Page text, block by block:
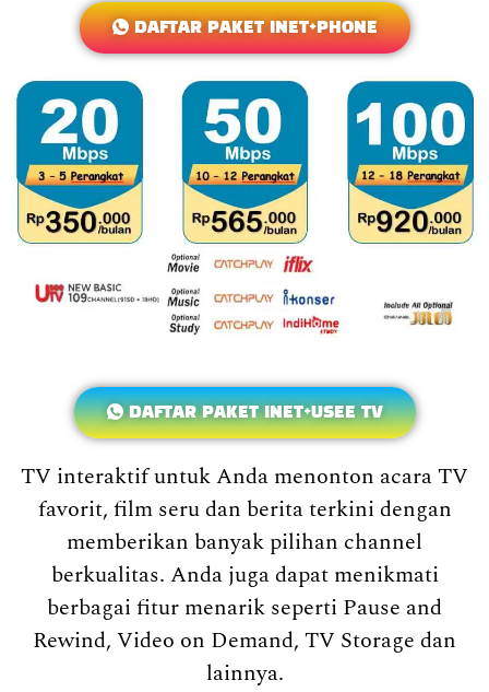
DAFTAR PAKET INET+PHONE
DAFTAR PAKET INET+USEE TV
TV interaktif untuk Anda menonton acara TV
favorit, film seru dan berita terkini dengan
memberikan banyak pilihan channel
berkualitas. Anda juga dapat menikmati
berbagai fitur menarik seperti Pause and
Rewind, Video on Demand, TV Storage dan
lainnya.